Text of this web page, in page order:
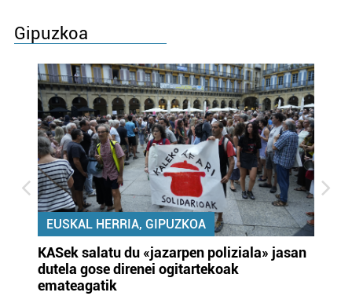
Gipuzkoa
EUSKAL HERRIA, GIPUZKOA
KASek salatu du «jazarpen poliziala» jasan
dutela gose direnei ogitartekoak
emateagatik